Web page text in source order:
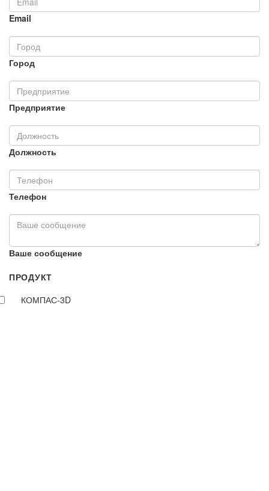
Email
Город
Предприятие
Должность
Телефон
Ваше сообщение
ПРОДУКТ
КОМПАС-3D